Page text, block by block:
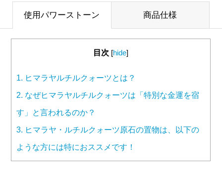
使用パワーストーン 商品仕様
目次 [hide]
1. ヒマラヤルチルクォーツとは？
2. なぜヒマラヤルチルクォーツは「特別な金運を宿
す」と言われるのか？
3. ヒマラヤ・ルチルクォーツ原石の置物は、以下の
ような方には特におススメです！